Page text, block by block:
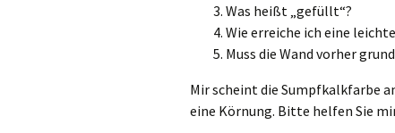
Was heißt „gefüllt“?
Wie erreiche ich eine
Muss die Wand vorher
Mir scheint die Sumpfkalkfarbe
eine Körnung. Bitte helfen Sie